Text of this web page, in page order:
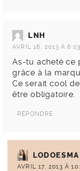
LNH
AVRIL 16, 2013 À 6:03
As-tu acheté ce
grâce à la
Ce serait cool
être obligatoire.
RÉPONDRE
AVRIL 17, 2013 À